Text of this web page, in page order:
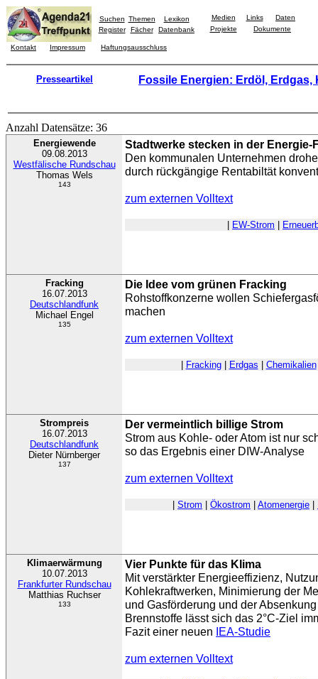
Suchen Themen
Lexikon
Register
Fächer Datenbank
Medien Links
Daten
Projekte
Dokumente
Kontakt Impressum Haftungsausschluss
Presseartikel Fossile Energien: Erdöl, Erdgas,
Anzahl Datensätze: 36
Energiewende
09.08.2013
Westfälische Rundschau
Thomas Wels
143
Stadtwerke stecken in der Energie-
Den kommunalen Unternehmen
durch rückgängige Rentabiltät
zum externen Volltext
EW-Strom
Fracking
16.07.2013
Deutschlandfunk
Michael Engel
135
Die Idee vom grünen Fracking
Rohstoffkonzerne wollen
machen
zum externen Volltext
Fracking| Erdgas Chemikalien
Strompreis
16.07.2013
Deutschlandfunk
Dieter Nürnberger
137
Der vermeintlich billige Strom
Strom aus Kohle- oder Atom ist nur
so das Ergebnis einer DIW-Analyse
zum externen Volltext
Strom Ökostrom Atomenergie
Klimaerwärmung
10.07.2013
Frankfurter Rundschau
Matthias Ruchser
133
Vier Punkte für das Klima
Mit verstärkter Energieeffizienz,
Kohlekraftwerken, Minimierung der
und Gasförderung und der
Brennstoffe lässt sich das 2°C-Ziel
Fazit einer neuen IEA-Studie
zum externen Volltext